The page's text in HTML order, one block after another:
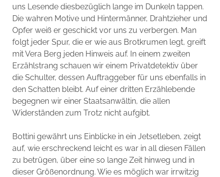
uns Lesende diesbezüglich lange im Dunkeln tappen.
Die wahren Motive und Hintermänner, Drahtzieher und
Opfer weiß er geschickt vor uns zu verbergen. Man
folgt jeder Spur, die er wie aus Brotkrumen legt, greift
mit Vera Berg jeden Hinweis auf. In einem zweiten
Erzählstrang schauen wir einem Privatdetektiv über
die Schulter, dessen Auftraggeber für uns ebenfalls in
den Schatten bleibt. Auf einer dritten Erzählebende
begegnen wir einer Staatsanwältin, die allen
Widerständen zum Trotz nicht aufgibt.
Bottini gewährt uns Einblicke in ein Jetsetleben, zeigt
auf, wie erschreckend leicht es war in all diesen Fällen
zu betrügen, über eine so lange Zeit hinweg und in
dieser Größenordnung. Wie es möglich war irrwitzig